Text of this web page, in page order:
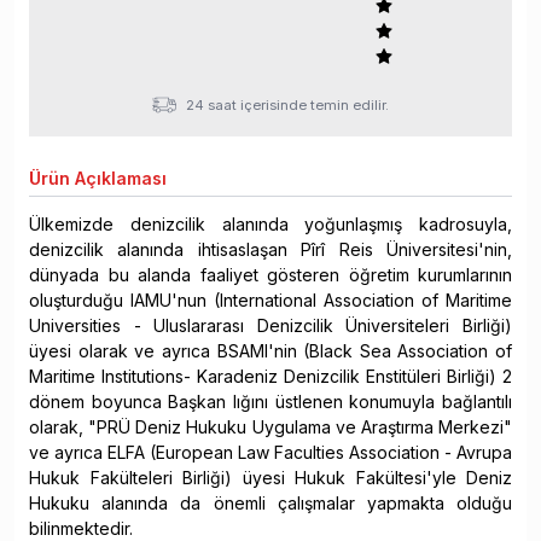
24 saat içerisinde temin edilir.
Ürün Açıklaması
Ülkemizde denizcilik alanında yoğunlaşmış kadrosuyla,
denizcilik alanında ihtisaslaşan Pîrî Reis Üniversitesi'nin,
dünyada bu alanda faaliyet gösteren öğretim kurumlarının
oluşturduğu IAMU'nun (International Association of Maritime
Universities - Uluslararası Denizcilik Üniversiteleri Birliği)
üyesi olarak ve ayrıca BSAMI'nin (Black Sea Association of
Maritime Institutions- Karadeniz Denizcilik Enstitüleri Birliği) 2
dönem boyunca Başkan lığını üstlenen konumuyla bağlantılı
olarak, "PRÜ Deniz Hukuku Uygulama ve Araştırma Merkezi"
ve ayrıca ELFA (European Law Faculties Association - Avrupa
Hukuk Fakülteleri Birliği) üyesi Hukuk Fakültesi'yle Deniz
Hukuku alanında da önemli çalışmalar yapmakta olduğu
bilinmektedir.